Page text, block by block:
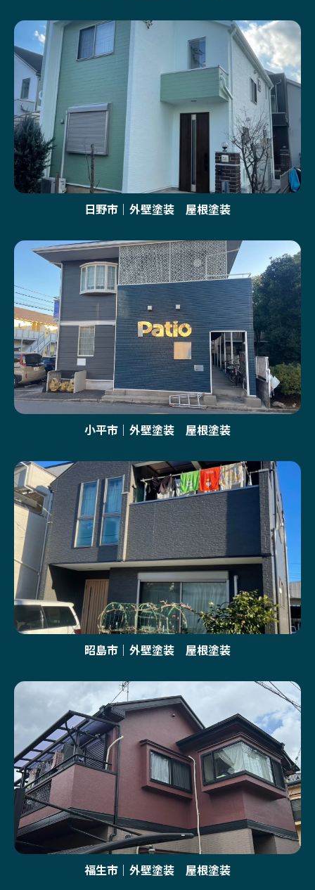
日野市｜外壁塗装 屋根塗装
小平市｜外壁塗装 屋根塗装
昭島市｜外壁塗装 屋根塗装
福生市｜外壁塗装 屋根塗装